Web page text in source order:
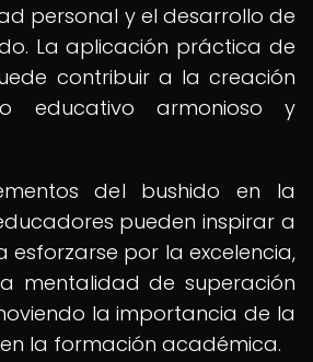
personal y el desarrollo de
La aplicación práctica de
contribuir a la creación
educativo armonioso y
del bushido en la
pueden inspirar a
esforzarse por la excelencia,
mentalidad de superación
la importancia de la
la formación académica.